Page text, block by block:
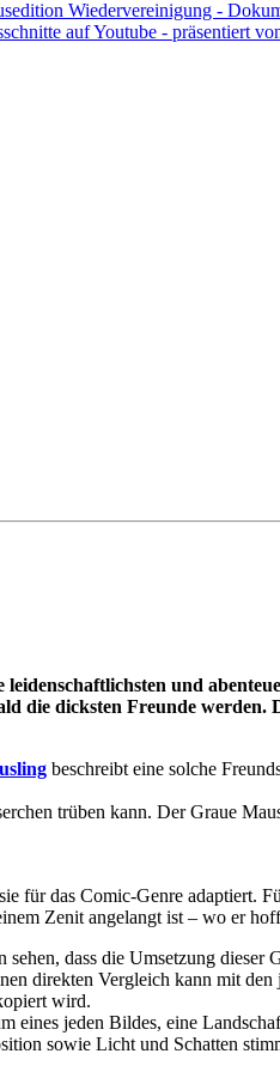
und
die dicksten Freunde
beschreibt eine solche
trüben kann. Der Graue
für das Comic-Genre adaptiert.
Zenit angelangt ist – wo er
dass die Umsetzung
direkten Vergleich kann mit
wird.
jeden Bildes, eine
sowie Licht und Schatten